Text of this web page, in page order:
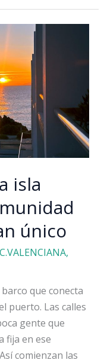
isla
único
C.VALENCIANA,
que conecta
puerto. Las calles
gente que
fija en ese
comienzan las